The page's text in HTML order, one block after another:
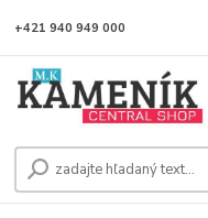
+421 940 949 000